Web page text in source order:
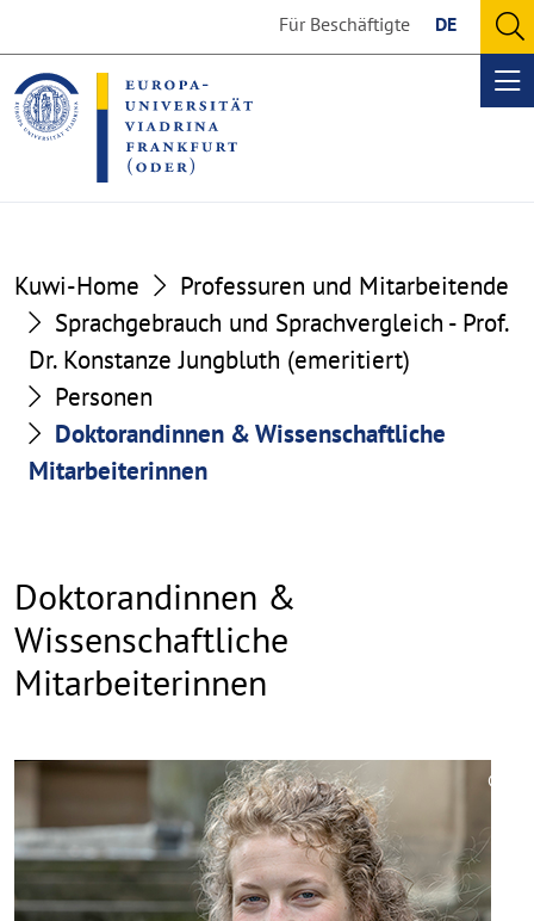
the
content
section
the
footer
section
Für Beschäftigte DE
Kuwi-Home
Professuren und Mitarbeitende
Sprachgebrauch und Sprachvergleich - Prof.
Dr. Konstanze Jungbluth (emeritiert)
Personen
Doktorandinnen & Wissenschaftliche
Mitarbeiterinnen
Doktorandinnen &
Wissenschaftliche
Mitarbeiterinnen
©